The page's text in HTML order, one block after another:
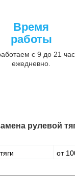
Время
работы
с 9 до 21
ежедневно.
рулевой
от